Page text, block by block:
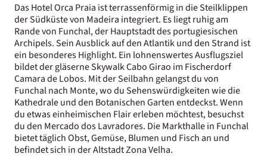
Das Hotel Orca Praia ist terrassenförmig in die Steilklippen
der Südküste von Madeira integriert. Es liegt ruhig am
Rande von Funchal, der Hauptstadt des portugiesischen
Archipels. Sein Ausblick auf den Atlantik und den Strand ist
ein besonderes Highlight. Ein lohnenswertes Ausflugsziel
bildet der gläserne Skywalk Cabo Girao im Fischerdorf
Camara de Lobos. Mit der Seilbahn gelangst du von
Funchal nach Monte, wo du Sehenswürdigkeiten wie die
Kathedrale und den Botanischen Garten entdeckst. Wenn
du etwas einheimischen Flair erleben möchtest, besuchst
du den Mercado dos Lavradores. Die Markthalle in Funchal
bietet täglich Obst, Gemüse, Blumen und Fisch an und
befindet sich in der Altstadt Zona Velha.